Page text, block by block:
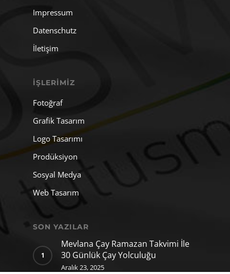
Impressum
Datenschutz
İletişim
İŞLERIMIZ
Fotoğraf
Grafik Tasarım
Logo Tasarımı
Prodüksiyon
Sosyal Medya
Web Tasarım
SON YAZILAR
Mevlana Çay Ramazan Takvimi İle
30 Günlük Çay Yolculuğu
Aralık 23, 2025